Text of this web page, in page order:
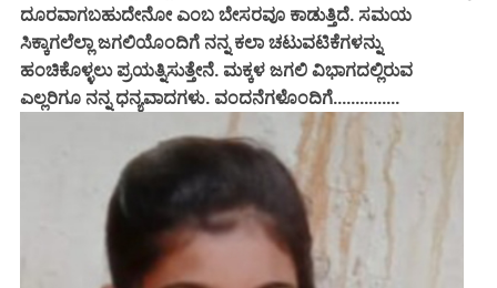
ದೂರವಾಗಬಹುದೇನೋ ಎಂಬ ಬೇಸರವೂ ಕಾಡುತ್ತಿದೆ. ಸಮಯ
ಸಿಕ್ಕಾಗಲೆಲ್ಲಾ ಜಗಲಿಯೊಂದಿಗೆ ನನ್ನ ಕಲಾ ಚಟುವಟಿಕೆಗಳನ್ನು
ಹಂಚಿಕೊಳ್ಳಲು ಪ್ರಯತ್ನಿಸುತ್ತೇನೆ. ಮಕ್ಕಳ ಜಗಲಿ ವಿಭಾಗದಲ್ಲಿರುವ
ಎಲ್ಲರಿಗೂ ನನ್ನ ಧನ್ಯವಾದಗಳು. ವಂದನೆಗಳೊಂದಿಗೆ...............